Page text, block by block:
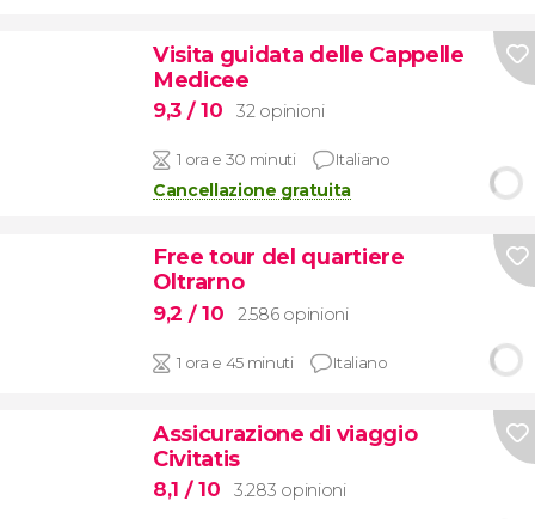
Visita guidata delle Cappelle
Medicee
9,3 / 10 32 opinioni
1 ora e 30 minuti Italiano
Cancellazione gratuita
Free tour del quartiere
Oltrarno
9,2 / 10 2.586 opinioni
1 ora e 45 minuti Italiano
Assicurazione di viaggio
Civitatis
8,1 / 10 3.283 opinioni